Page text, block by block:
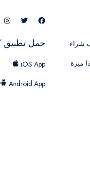
شراء
ميزة
حمل تطبيق
iOS App
Android App